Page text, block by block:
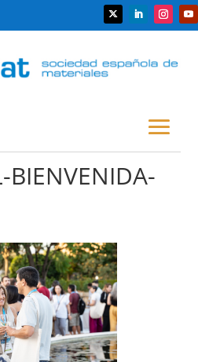
BIENVENIDA-